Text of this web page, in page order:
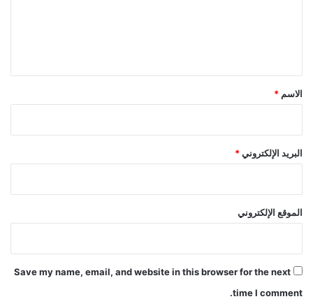
*
الاسم *
البريد الإلكتروني*
الموقع الإلكتروني
Save my name, email, and website in this browser for the next
time I comment.